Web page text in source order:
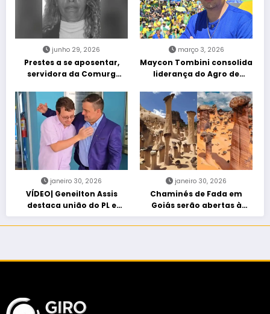
junho 29, 2026
Prestes a se aposentar,
servidora da Comurg
entra em protocolo de
morte encefálica
março 3, 2026
Maycon Tombini consolida
liderança do Agro de
“Acorda Brasil” em Goiânia
janeiro 30, 2026
VÍDEO| Geneilton Assis
destaca união do PL e
consolidação de apoio a
Maycon Tombini em Jataí
janeiro 30, 2026
Chaminés de Fada em
Goiás serão abertas à
visitação controlada